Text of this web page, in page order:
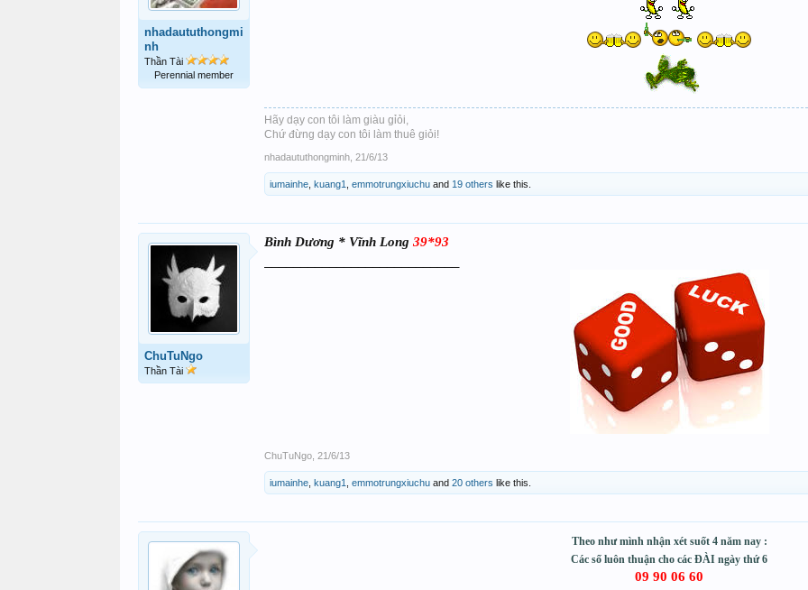
nhadaututhongmi
nh
Thần Tài
Perennial member
Hãy dạy con tôi làm giàu gỉỏi,
Chứ đừng dạy con tôi làm thuê giỏi!
nhadaututhongminh 21/6/13
iumainhe kuang1 emmotrungxiuchu and 19 others like this.
ChuTuNgo
Thần Tài
Bình Dương * Vĩnh Long 39*93
ChuTuNgo 21/6/13
iumainhe kuang1 emmotrungxiuchu and 20 others like this.
Theo như mình nhận xét suốt 4 năm nay :
Các số luôn thuận cho các ĐÀI ngày thứ 6
09 90 06 60